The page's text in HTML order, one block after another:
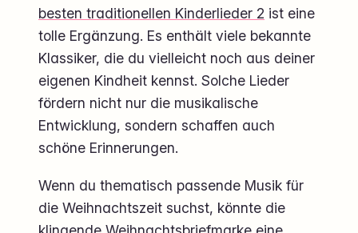
besten traditionellen Kinderlieder 2 ist eine
tolle Ergänzung. Es enthält viele bekannte
Klassiker, die du vielleicht noch aus deiner
eigenen Kindheit kennst. Solche Lieder
fördern nicht nur die musikalische
Entwicklung, sondern schaffen auch
schöne Erinnerungen.
Wenn du thematisch passende Musik für
die Weihnachtszeit suchst, könnte die